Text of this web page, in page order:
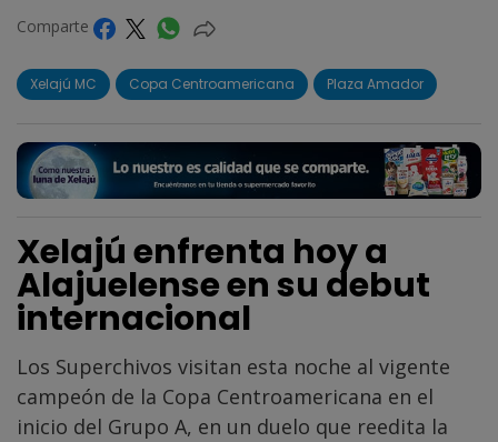
Comparte
Xelajú MC Copa Centroamericana Plaza Amador
Xelajú enfrenta hoy a
Alajuelense en su debut
internacional
Los Superchivos visitan esta noche al vigente
campeón de la Copa Centroamericana en el
inicio del Grupo A, en un duelo que reedita la